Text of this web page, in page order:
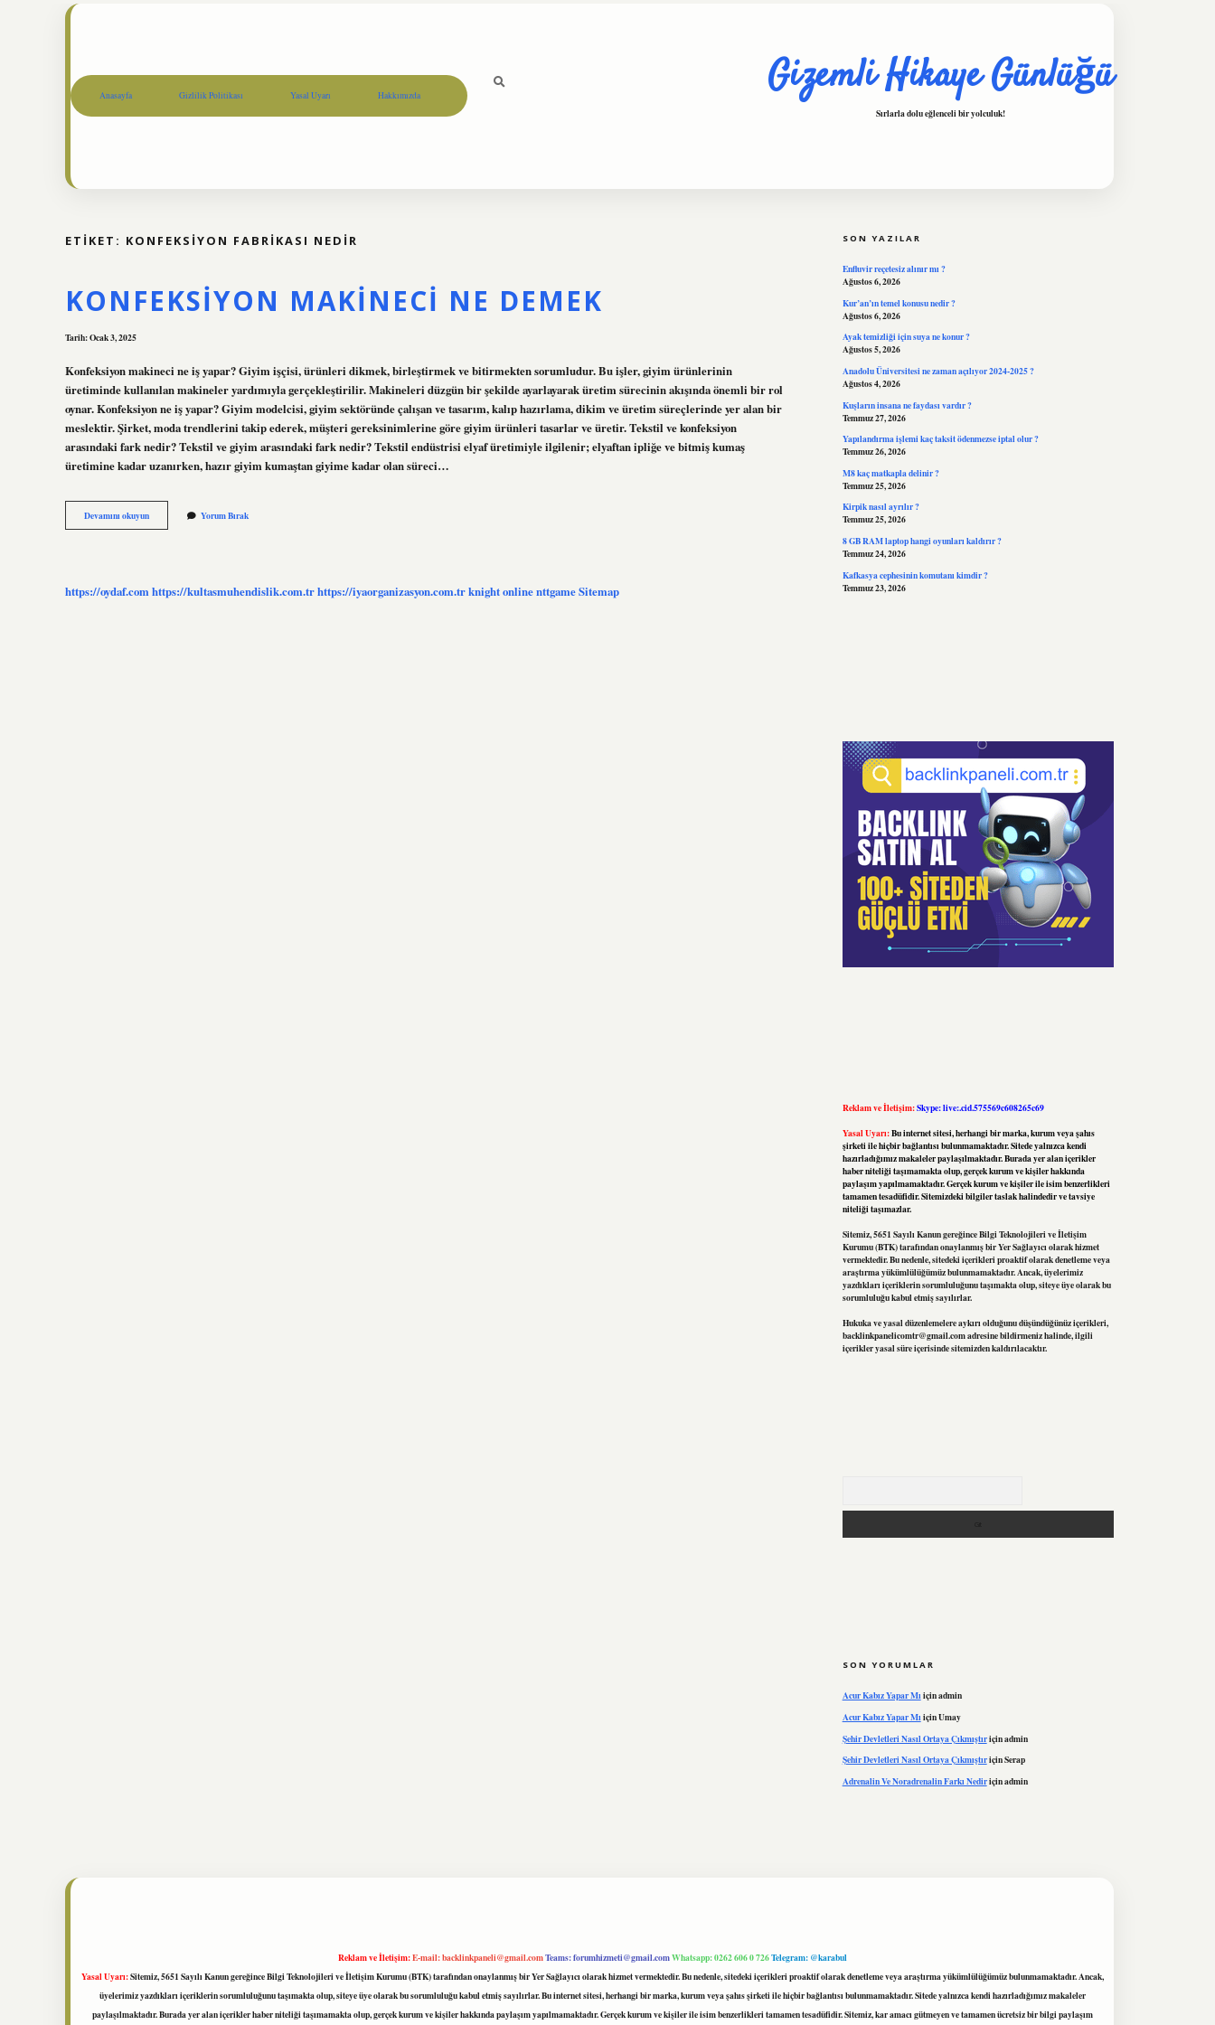
Anasayfa Gizlilik Politikası Yasal Uyarı Hakkımızda Gizemli Hikaye Günlüğü
Sırlarla dolu eğlenceli bir yolculuk!
ETIKET: KONFEKSIYON FABRIKASI NEDIR
KONFEKSIYON MAKINECI NE DEMEK
Tarih: Ocak 3, 2025
Konfeksiyon makineci ne iş yapar? Giyim işçisi, ürünleri dikmek, birleştirmek ve bitirmekten sorumludur. Bu işler, giyim ürünlerinin
üretiminde kullanılan makineler yardımıyla gerçekleştirilir. Makineleri düzgün bir şekilde ayarlayarak üretim sürecinin akışında önemli bir rol
oynar. Konfeksiyon ne iş yapar? Giyim modelcisi, giyim sektöründe çalışan ve tasarım, kalıp hazırlama, dikim ve üretim süreçlerinde yer alan bir
meslektir. Şirket, moda trendlerini takip ederek, müşteri gereksinimlerine göre giyim ürünleri tasarlar ve üretir. Tekstil ve konfeksiyon
arasındaki fark nedir? Tekstil ve giyim arasındaki fark nedir? Tekstil endüstrisi elyaf üretimiyle ilgilenir; elyaftan ipliğe ve bitmiş kumaş
üretimine kadar uzanırken, hazır giyim kumaştan giyime kadar olan süreci…
Devamını okuyunKonfeksiyon
Makineci
Yorum Bırak
https://oydaf.comhttps://kultasmuhendislik.com.trhttps://iyaorganizasyon.com.trknight onlinenttgameSitemap
SON YAZILAR
Enfluvir reçetesiz alınır mı ?
Ağustos 6, 2026
Kur’an’ın temel konusu nedir ?
Ağustos 6, 2026
Ayak temizliği için suya ne konur ?
Ağustos 5, 2026
Anadolu Üniversitesi ne zaman açılıyor 2024-2025 ?
Ağustos 4, 2026
Kuşların insana ne faydası vardır ?
Temmuz 27, 2026
Yapılandırma işlemi kaç taksit ödenmezse iptal olur ?
Temmuz 26, 2026
M8 kaç matkapla delinir ?
Temmuz 25, 2026
Kirpik nasıl ayrılır ?
Temmuz 25, 2026
8 GB RAM laptop hangi oyunları kaldırır ?
Temmuz 24, 2026
Kafkasya cephesinin komutanı kimdir ?
Temmuz 23, 2026
Reklam ve İletişim:Skype: live:.cid.575569c608265c69
Yasal Uyarı:Bu internet sitesi, herhangi bir marka, kurum veya şahıs
şirketi ile hiçbir bağlantısı bulunmamaktadır. Sitede yalnızca kendi
hazırladığımız makaleler paylaşılmaktadır. Burada yer alan içerikler
haber niteliği taşımamakta olup, gerçek kurum ve kişiler hakkında
paylaşım yapılmamaktadır. Gerçek kurum ve kişiler ile isim benzerlikleri
tamamen tesadüfidir. Sitemizdeki bilgiler taslak halindedir ve tavsiye
niteliği taşımazlar.
Sitemiz, 5651 Sayılı Kanun gereğince Bilgi Teknolojileri ve İletişim
Kurumu (BTK) tarafından onaylanmış bir Yer Sağlayıcı olarak hizmet
vermektedir. Bu nedenle, sitedeki içerikleri proaktif olarak denetleme veya
araştırma yükümlülüğümüz bulunmamaktadır. Ancak, üyelerimiz
yazdıkları içeriklerin sorumluluğunu taşımakta olup, siteye üye olarak bu
sorumluluğu kabul etmiş sayılırlar.
Hukuka ve yasal düzenlemelere aykırı olduğunu düşündüğünüz içerikleri,
backlinkpanelicomtr@gmail.comadresine bildirmeniz halinde, ilgili
içerikler yasal süre içerisinde sitemizden kaldırılacaktır.
SON YORUMLAR
Acur Kabız Yapar Mıiçinadmin
Acur Kabız Yapar MıiçinUmay
Şehir Devletleri Nasıl Ortaya Çıkmıştıriçinadmin
Şehir Devletleri Nasıl Ortaya ÇıkmıştıriçinSerap
Adrenalin Ve Noradrenalin Farkı Nediriçinadmin
Reklam ve İletişim:E-mail:backlinkpaneli@gmail.comTeams:forumhizmeti@gmail.comWhatsapp: 0262 606 0 726Telegram: @karabul
Yasal Uyarı:Sitemiz, 5651 Sayılı Kanun gereğince Bilgi Teknolojileri ve İletişim Kurumu (BTK) tarafından onaylanmış bir Yer Sağlayıcı olarak hizmet vermektedir. Bu nedenle, sitedeki içerikleri proaktif olarak denetleme veya araştırma yükümlülüğümüz bulunmamaktadır. Ancak,
üyelerimiz yazdıkları içeriklerin sorumluluğunu taşımakta olup, siteye üye olarak bu sorumluluğu kabul etmiş sayılırlar. Bu internet sitesi, herhangi bir marka, kurum veya şahıs şirketi ile hiçbir bağlantısı bulunmamaktadır. Sitede yalnızca kendi hazırladığımız makaleler
paylaşılmaktadır. Burada yer alan içerikler haber niteliği taşımamakta olup, gerçek kurum ve kişiler hakkında paylaşım yapılmamaktadır. Gerçek kurum ve kişiler ile isim benzerlikleri tamamen tesadüfidir. Sitemiz, kar amacı gütmeyen ve tamamen ücretsiz bir bilgi paylaşım